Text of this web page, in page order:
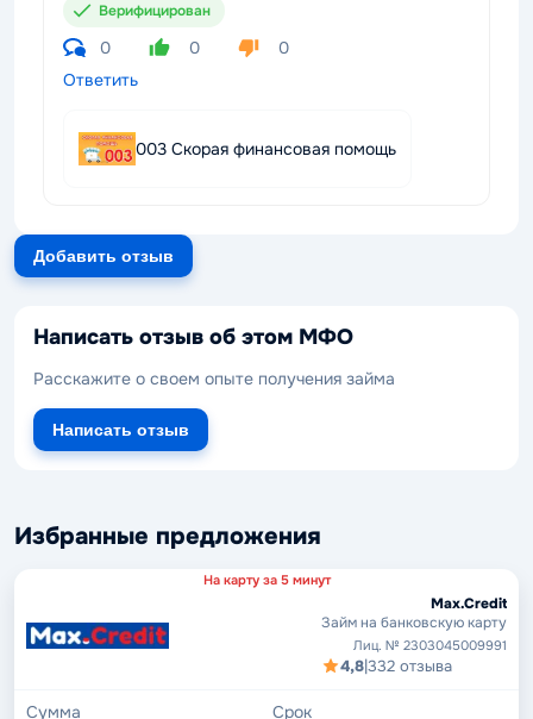
Верифицирован
0 0
0
Ответить
003 Скорая финансовая помощь
Добавить отзыв
Написать отзыв об этом МФО
Расскажите о своем опыте получения займа
Написать отзыв
Избранные предложения
На карту за 5 минут
Max.Credit
Займ на банковскую карту
Лиц. № 2303045009991
4,8|332 отзыва
Сумма Срок